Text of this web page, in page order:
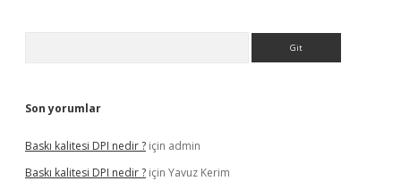
Son yorumlar
Baskı kalitesi DPI nedir ? için admin
Baskı kalitesi DPI nedir ? için Yavuz Kerim